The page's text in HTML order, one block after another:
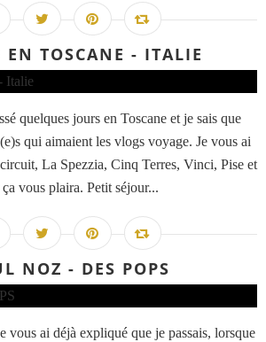
EN TOSCANE - ITALIE
quelques jours en Toscane et je sais que
qui aimaient les vlogs voyage. Je vous ai
La Spezzia, Cinq Terres, Vinci, Pise et
vous plaira. Petit séjour...
NOZ - DES POPS
ai déjà expliqué que je passais, lorsque